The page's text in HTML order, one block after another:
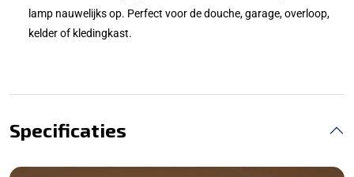
lamp nauwelijks op. Perfect voor de douche, garage, overloop,
kelder of kledingkast.
Specificaties